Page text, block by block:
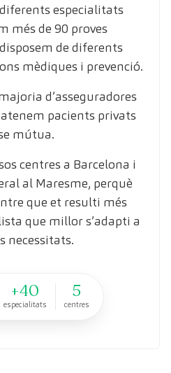
especialitats
més de 90 proves
de diferents
mèdiques i prevenció.
d’asseguradores
pacients privats
mútua.
centres a Barcelona i
al Maresme, perquè
que et resulti més
que millor s’adapti a
necessitats.
+40
especialitats
5
centres